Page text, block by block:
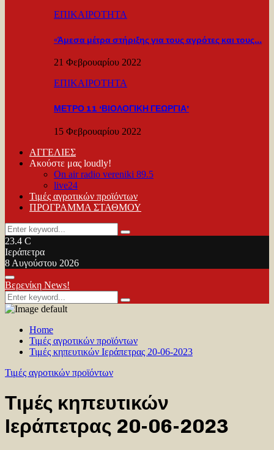
ΕΠΙΚΑΙΡΟΤΗΤΑ
«Άμεσα μέτρα στήριξης για τους αγρότες και τους…
21 Φεβρουαρίου 2022
ΕΠΙΚΑΙΡΟΤΗΤΑ
ΜΕΤΡΟ 11 ‘ΒΙΟΛΟΓΙΚΗ ΓΕΩΡΓΙΑ’
15 Φεβρουαρίου 2022
ΑΓΓΕΛΙΕΣ
Ακούστε μας loudly!
On air radio vereniki 89.5
live24
Τιμές αγροτικών προϊόντων
ΠΡΟΓΡΑΜΜΑ ΣΤΑΘΜΟΥ
Search
for:
Search
23.4 C
Ιεράπετρα
8 Αυγούστου 2026
Facebook
Twitter
Youtube
Primary
Menu
Βερενίκη News!
Search
for:
Search
Home
Τιμές αγροτικών προϊόντων
Τιμές κηπευτικών Ιεράπετρας 20-06-2023
Τιμές αγροτικών προϊόντων
Τιμές κηπευτικών
Ιεράπετρας 20-06-2023